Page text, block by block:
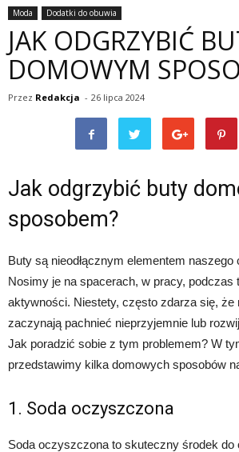
Moda Dodatki do obuwia
JAK ODGRZYBIĆ
DOMOWYM
Przez Redakcja - 26 lipca 2024
Jak odgrzybić buty
sposobem?
Buty są nieodłącznym elementem naszego
Nosimy je na spacerach, w pracy, podczas
aktywności. Niestety, często zdarza się, że
zaczynają pachnieć nieprzyjemnie lub
Jak poradzić sobie z tym problemem? W
przedstawimy kilka domowych sposobów
1. Soda oczyszczona
Soda oczyszczona to skuteczny środek do